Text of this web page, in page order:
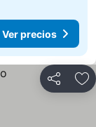
Ver precios
Compartir